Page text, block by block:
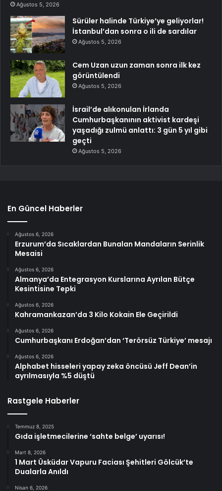
Ağustos 5, 2026
Sürüler halinde Türkiye’ye geliyorlar!
İstanbul’dan sonra o ili de sardılar
Ağustos 5, 2026
Cem Uzan uzun zaman sonra ilk kez
görüntülendi
Ağustos 5, 2026
İsrail’de alıkonulan İrlanda
Cumhurbaşkanının aktivist kardeşi
yaşadığı zulmü anlattı: 3 gün 5 yıl gibi
geçti
Ağustos 5, 2026
En Güncel Haberler
Ağustos 6, 2026
Erzurum’da Sıcaklardan Bunalan Mandaların Serinlik
Mesaisi
Ağustos 6, 2026
Almanya’da Entegrasyon Kurslarına Ayrılan Bütçe
Kesintisine Tepki
Ağustos 6, 2026
Kahramankazan’da 3 Kilo Kokain Ele Geçirildi
Ağustos 6, 2026
Cumhurbaşkanı Erdoğan’dan ‘Terörsüz Türkiye’ mesajı
Ağustos 6, 2026
Alphabet hisseleri yapay zeka öncüsü Jeff Dean’in
ayrılmasıyla %5 düştü
Rastgele Haberler
Temmuz 8, 2025
Gıda işletmecilerine ‘sahte belge’ uyarısı!
Mart 8, 2026
1 Mart Üsküdar Vapuru Faciası Şehitleri Gölcük’te
Dualarla Anıldı
Nisan 6, 2026